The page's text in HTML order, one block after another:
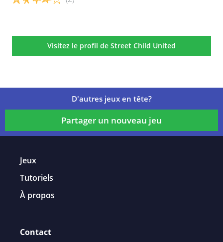
Visitez le profil de Street Child United
D'autres jeux en tête?
Partager un nouveau jeu
Jeux
Tutoriels
À propos
Contact